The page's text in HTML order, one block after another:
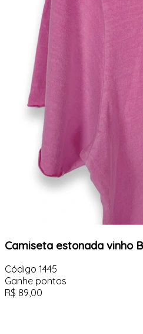
Camiseta estonada vinho
Código 1445
Ganhe pontos
R$ 89,00